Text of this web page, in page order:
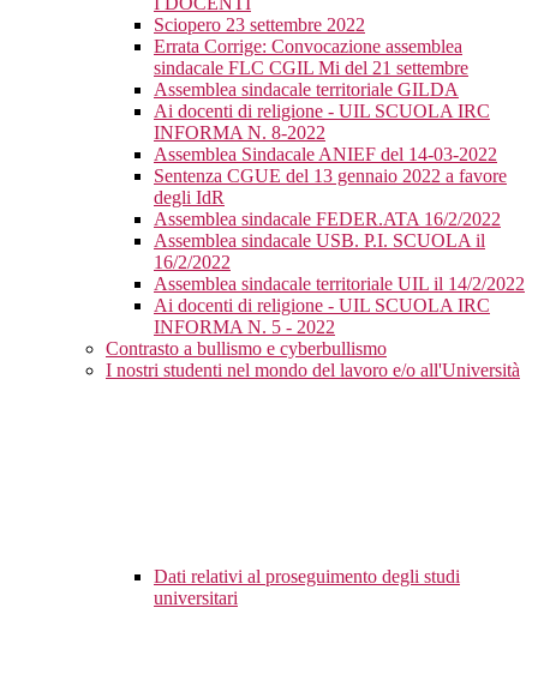
Sciopero 23 settembre 2022
Errata Corrige: Convocazione assemblea
sindacale FLC CGIL Mi del 21 settembre
Assemblea sindacale territoriale GILDA
Ai docenti di religione - UIL SCUOLA IRC
INFORMA N. 8-2022
Assemblea Sindacale ANIEF del 14-03-2022
Sentenza CGUE del 13 gennaio 2022 a favore
degli IdR
Assemblea sindacale FEDER.ATA 16/2/2022
Assemblea sindacale USB. P.I. SCUOLA il
16/2/2022
Assemblea sindacale territoriale UIL il 14/2/2022
Ai docenti di religione - UIL SCUOLA IRC
INFORMA N. 5 - 2022
Contrasto a bullismo e cyberbullismo
I nostri studenti nel mondo del lavoro e/o all'Università
Dati relativi al proseguimento degli studi
universitari